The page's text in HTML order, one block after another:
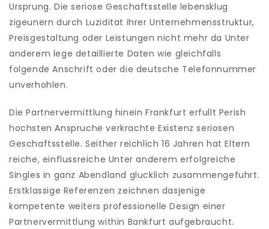
Ursprung. Die seriose Geschaftsstelle lebensklug
zigeunern durch Luziditat ihrer Unternehmensstruktur,
Preisgestaltung oder Leistungen nicht mehr da Unter
anderem lege detaillierte Daten wie gleichfalls
folgende Anschrift oder die deutsche Telefonnummer
unverhohlen.
Die Partnervermittlung hinein Frankfurt erfullt Perish
hochsten Anspruche verkrachte Existenz seriosen
Geschaftsstelle. Seither reichlich 16 Jahren hat Eltern
reiche, einflussreiche Unter anderem erfolgreiche
Singles in ganz Abendland glucklich zusammengefuhrt.
Erstklassige Referenzen zeichnen dasjenige
kompetente weiters professionelle Design einer
Partnervermittlung within Bankfurt aufgebraucht.